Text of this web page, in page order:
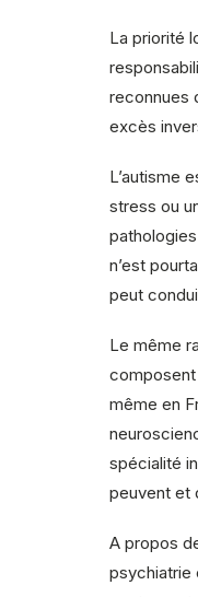
La priorité
reconnues
excès
L’autisme
stress ou
n’est
peut
Le même
composent
même en
spécialité
peuvent et
A propos
psychiatrie